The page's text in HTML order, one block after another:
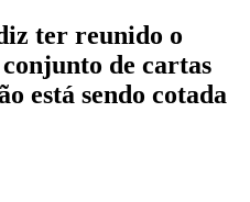
ter reunido o
de cartas
está sendo cotada